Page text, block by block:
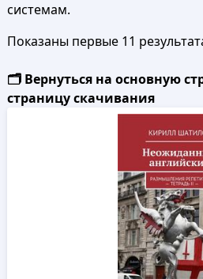
системам.
Показаны первые 11
🗂️ Вернуться на основную
страницу скачивания